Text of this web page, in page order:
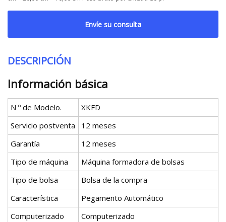
Envíe su consulta
DESCRIPCIÓN
Información básica
N º de Modelo.
XKFD
Servicio postventa
12 meses
Garantía
12 meses
Tipo de máquina
Máquina formadora de bolsas
Tipo de bolsa
Bolsa de la compra
Característica
Pegamento Automático
Computerizado
Computerizado